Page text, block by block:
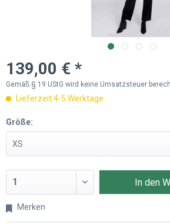
139,00 € *
Gemäß § 19 UStG wird keine Umsatzsteuer
Lieferzeit 4-5 Werktage
Größe:
In den
Merken